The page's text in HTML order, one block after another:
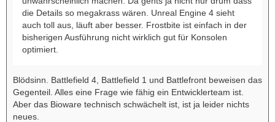
die Details so megakrass wären. Unreal Engine 4 sieht
auch toll aus, läuft aber besser. Frostbite ist einfach in der
bisherigen Ausführung nicht wirklich gut für Konsolen
optimiert.
Blödsinn. Battlefield 4, Battlefield 1 und Battlefront beweisen das
Gegenteil. Alles eine Frage wie fähig ein Entwicklerteam ist.
Aber das Bioware technisch schwächelt ist, ist ja leider nichts
neues.